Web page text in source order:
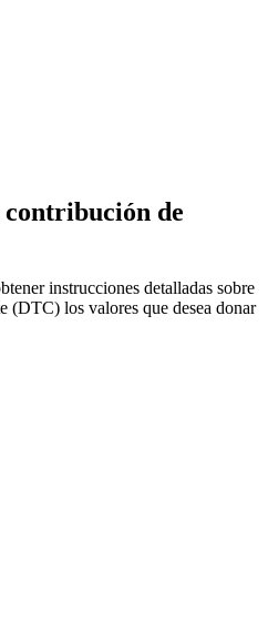
de
instrucciones detalladas sobre
(DTC) los valores que desea donar